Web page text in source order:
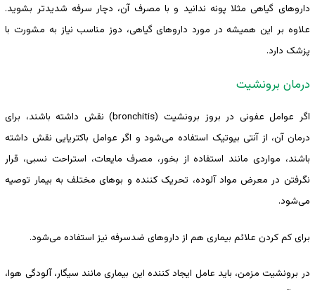
داروهای گیاهی مثلا پونه ندانید و با مصرف آن، دچار سرفه شدیدتر بشوید.
علاوه بر این همیشه در مورد داروهای گیاهی، دوز مناسب نیاز به مشورت با
پزشک دارد.
درمان برونشیت
اگر عوامل عفونی در بروز برونشیت (bronchitis) نقش داشته باشند، برای
درمان آن، از آنتی بیوتیک استفاده می‌شود و اگر عوامل باکتریایی نقش داشته
باشند، مواردی مانند استفاده از بخور، مصرف مایعات، استراحت نسبی، قرار
نگرفتن در معرض مواد آلوده، تحریک کننده و بوهای مختلف به بیمار توصیه
می‌شود.
برای کم کردن علائم بیماری هم از داروهای ضدسرفه نیز استفاده می‌شود.
در برونشیت مزمن، باید عامل ایجاد کننده این بیماری مانند سیگار، آلودگی هوا،